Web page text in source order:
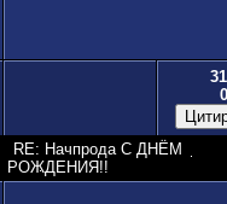
RE: Начпрода С ДНЁМ
РОЖДЕНИЯ!!